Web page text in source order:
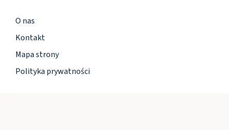
O nas
Kontakt
Mapa strony
Polityka prywatności